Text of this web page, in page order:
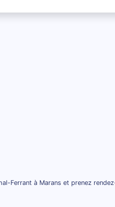
Ferrant à Marans et prenez